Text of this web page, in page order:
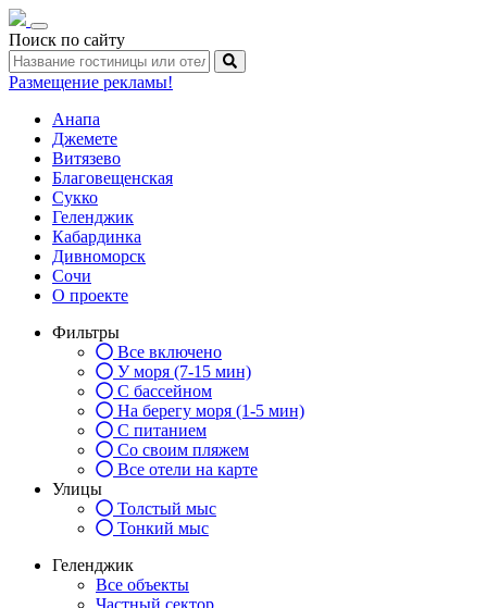
Toggle
navigation
Поиск по сайту
Размещение рекламы!
Анапа
Джемете
Витязево
Благовещенская
Сукко
Геленджик
Кабардинка
Дивноморск
Сочи
О проекте
Фильтры
Все включено
У моря (7-15 мин)
С бассейном
На берегу моря (1-5 мин)
С питанием
Со своим пляжем
Все отели на карте
Улицы
Толстый мыс
Тонкий мыс
Геленджик
Все объекты
Частный сектор